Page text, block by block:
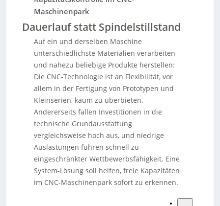
Maschinenpark
Dauerlauf statt Spindelstillstand
Auf ein und derselben Maschine
unterschiedlichste Materialien verarbeiten
und nahezu beliebige Produkte herstellen:
Die CNC-Technologie ist an Flexibilität, vor
allem in der Fertigung von Prototypen und
Kleinserien, kaum zu überbieten.
Andererseits fallen Investitionen in die
technische Grundausstattung
vergleichsweise hoch aus, und niedrige
Auslastungen führen schnell zu
eingeschränkter Wettbewerbsfähigkeit. Eine
System-Lösung soll helfen, freie Kapazitäten
im CNC-Maschinenpark sofort zu erkennen.